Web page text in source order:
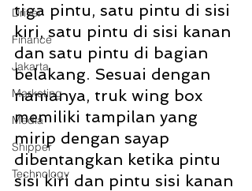
Driver
Finance
Jakarta
Marketing
Media
Shipper
Technology
tiga pintu, satu pintu di sisi
kiri, satu pintu di sisi kanan
dan satu pintu di bagian
belakang. Sesuai dengan
namanya, truk wing box
memiliki tampilan yang
mirip dengan sayap
dibentangkan ketika pintu
sisi kiri dan pintu sisi kanan